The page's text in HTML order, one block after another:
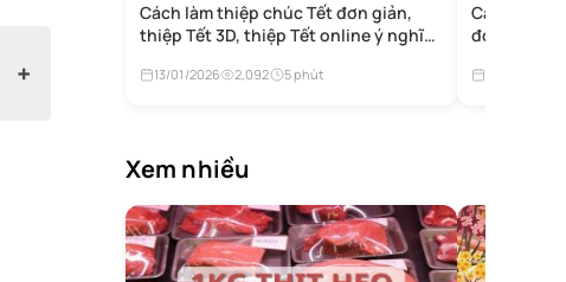
Cách làm thiệp chúc Tết đơn giản,
thiệp Tết 3D, thiệp Tết online ý nghĩa
13/01/2026 2,092 5 phút
Cách làm
đơn giản
Xem nhiều